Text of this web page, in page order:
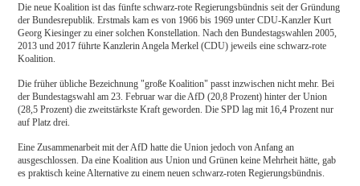
Die neue Koalition ist das fünfte schwarz-rote Regierungsbündnis seit der Gründung
der Bundesrepublik. Erstmals kam es von 1966 bis 1969 unter CDU-Kanzler Kurt
Georg Kiesinger zu einer solchen Konstellation. Nach den Bundestagswahlen 2005,
2013 und 2017 führte Kanzlerin Angela Merkel (CDU) jeweils eine schwarz-rote
Koalition.
Die früher übliche Bezeichnung "große Koalition" passt inzwischen nicht mehr. Bei
der Bundestagswahl am 23. Februar war die AfD (20,8 Prozent) hinter der Union
(28,5 Prozent) die zweitstärkste Kraft geworden. Die SPD lag mit 16,4 Prozent nur
auf Platz drei.
Eine Zusammenarbeit mit der AfD hatte die Union jedoch von Anfang an
ausgeschlossen. Da eine Koalition aus Union und Grünen keine Mehrheit hätte, gab
es praktisch keine Alternative zu einem neuen schwarz-roten Regierungsbündnis.